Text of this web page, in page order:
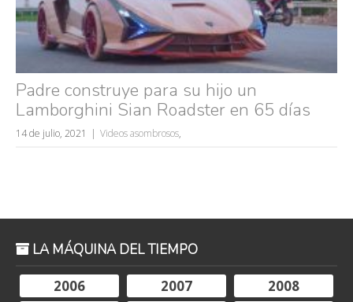
Padre construye para su hijo un
Lamborghini Sian Roadster en 65 días
14 de julio, 2021 Videos asombrosos,
LA MÁQUINA DEL TIEMPO
2006
2007
2008